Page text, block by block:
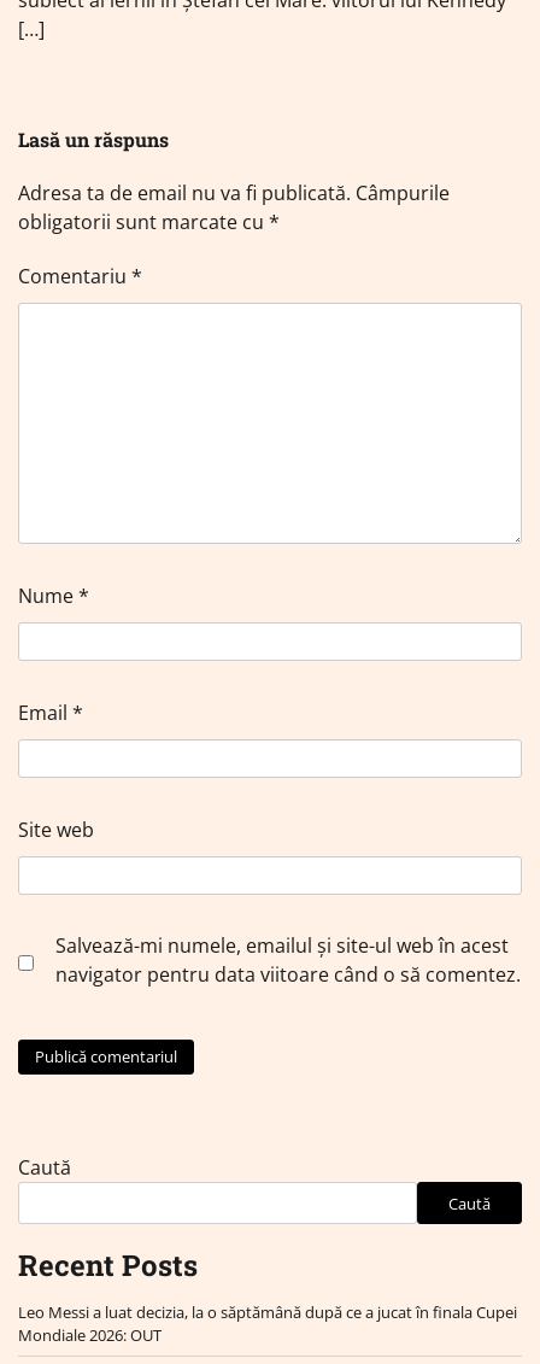
[…]
Lasă un răspuns
Adresa ta de email nu va fi publicată. Câmpurile
obligatorii sunt marcate cu *
Comentariu *
Nume*
Email *
Site web
Salvează-mi numele, emailul și site-ul web în acest
navigator pentru data viitoare când o să comentez.
Caută
Caută
Recent Posts
Leo Messi a luat decizia, la o săptămână după ce a jucat în finala Cupei
Mondiale 2026: OUT